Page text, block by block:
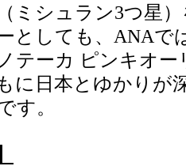
（ミシュラン3つ星
としても、ANAで
テーカ ピンキオ
に日本とゆかりが
す。